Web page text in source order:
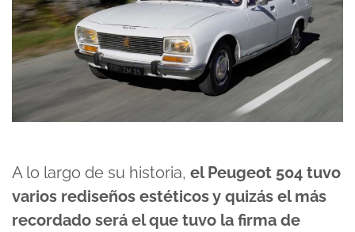
A lo largo de su historia, el Peugeot 504 tuvo
varios rediseños estéticos y quizás el más
recordado será el que tuvo la firma de